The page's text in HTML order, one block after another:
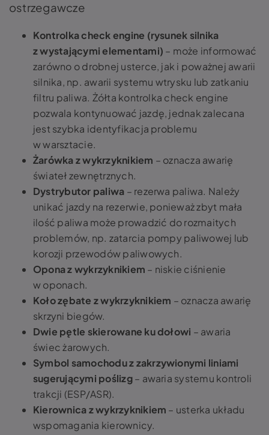
ostrzegawcze
Kontrolka check engine (rysunek silnika
z wystającymi elementami) – może informować
zarówno o drobnej usterce, jak i poważnej awarii
silnika, np. awarii systemu wtrysku lub zatkaniu
filtru paliwa. Żółta kontrolka check engine
pozwala kontynuować jazdę, jednak zalecana
jest szybka identyfikacja problemu
w warsztacie.
Żarówka z wykrzyknikiem – oznacza awarię
świateł zewnętrznych.
Dystrybutor paliwa – rezerwa paliwa. Należy
unikać jazdy na rezerwie, ponieważ zbyt mała
ilość paliwa może prowadzić do rozmaitych
problemów, np. zatarcia pompy paliwowej lub
korozji przewodów paliwowych.
Opona z wykrzyknikiem – niskie ciśnienie
w oponach.
Koło zębate z wykrzyknikiem – oznacza awarię
skrzyni biegów.
Dwie pętle skierowane ku dołowi – awaria
świec żarowych.
Symbol samochodu z zakrzywionymi liniami
sugerującymi poślizg– awaria systemu kontroli
trakcji (ESP/ASR).
Kierownica z wykrzyknikiem – usterka układu
wspomagania kierownicy.